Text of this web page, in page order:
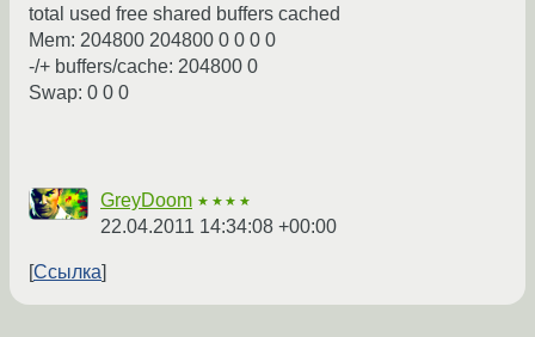
total used free shared buffers cached
Mem: 204800 204800 0 0 0 0
-/+ buffers/cache: 204800 0
Swap: 0 0 0
GreyDoom ★★★★
22.04.2011 14:34:08 +00:00
Ссылка